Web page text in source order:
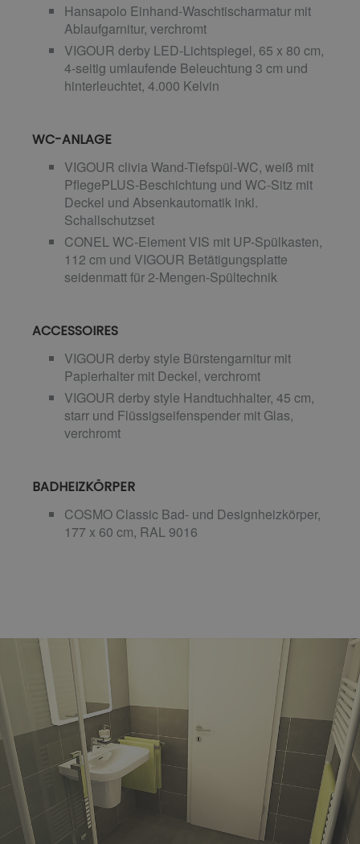
Hansapolo Einhand-Waschtischarmatur mit
Ablaufgarnitur, verchromt
VIGOUR derby LED-Lichtspiegel, 65 x 80 cm,
4-seitig umlaufende Beleuchtung 3 cm und
hinterleuchtet, 4.000 Kelvin
WC-ANLAGE
VIGOUR clivia Wand-Tiefspül-WC, weiß mit
PflegePLUS-Beschichtung und WC-Sitz mit
Deckel und Absenkautomatik inkl.
Schallschutzset
CONEL WC-Element VIS mit UP-Spülkasten,
112 cm und VIGOUR Betätigungsplatte
seidenmatt für 2-Mengen-Spültechnik
ACCESSOIRES
VIGOUR derby style Bürstengarnitur mit
Papierhalter mit Deckel, verchromt
VIGOUR derby style Handtuchhalter, 45 cm,
starr und Flüssigseifenspender mit Glas,
verchromt
BADHEIZKÖRPER
COSMO Classic Bad- und Designheizkörper,
177 x 60 cm, RAL 9016